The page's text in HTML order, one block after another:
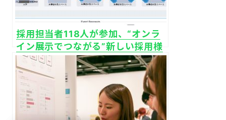
採用担当者118人が参加、“オンラ
イン展示でつながる”新しい採用様
式「うちでビビビット展」